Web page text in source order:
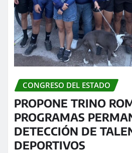
CONGRESO DEL ESTADO
PROPONE TRINO
PROGRAMAS
DETECCIÓN DE
DEPORTIVOS